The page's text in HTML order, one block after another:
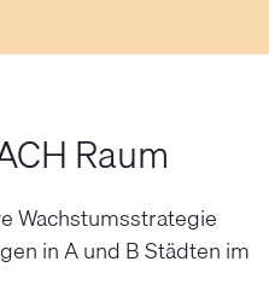
Raum
Wachstumsstrategie
in A und B Städten im